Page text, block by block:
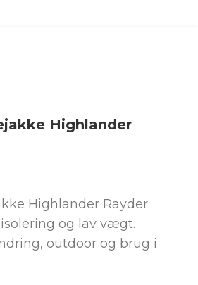
Highlander
Highlander Rayder
og lav vægt.
outdoor og brug i